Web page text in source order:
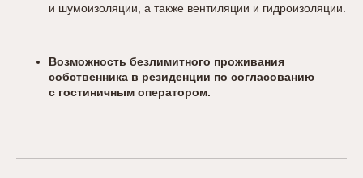
и шумоизоляции, а также вентиляции и гидроизоляции.
Возможность безлимитного проживания
собственника в резиденции по согласованию
с гостиничным оператором.